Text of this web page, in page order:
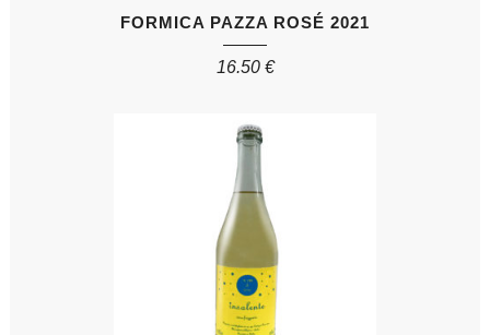
FORMICA PAZZA ROSÉ 2021
16.50 €